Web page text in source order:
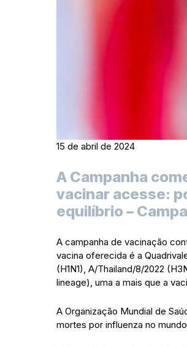
15 de abril de 2024
A Campanha
vacinar acesse:
equilíbrio –
A campanha de vacinação
vacina oferecida é a
(H1N1), A/Thailand/8/2022
lineage), uma a mais que a
A Organização Mundial de
mortes por influenza no